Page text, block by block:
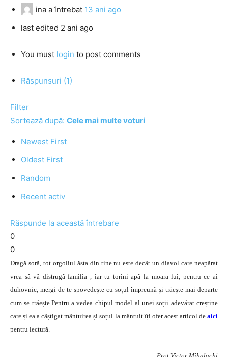
ina a întrebat 13 ani ago
last edited 2 ani ago
You must login to post comments
Răspunsuri (1)
Filter
Sortează după: Cele mai multe voturi
Newest First
Oldest First
Random
Recent activ
Răspunde la această întrebare
0
0
Dragă soră, tot orgoliul ăsta din tine nu este decât un diavol care neapărat
vrea să vă distrugă familia , iar tu torini apă la moara lui, pentru ce ai
duhovnic, mergi de te spovedește cu soțul împreună și trăește mai departe
cum se trăește.Pentru a vedea chipul model al unei soții adevărat creștine
care și ea a câștigat mântuirea și soțul la mântuit îți ofer acest articol de aici
pentru lectură.